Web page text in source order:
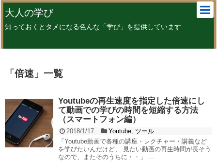
大人の学び
知っておくとタメになる色んな「学び」を提供しています
「 倍速 」 一覧
Youtubeの再生速度を指定した倍速にし
て動画での学びの時間を短縮する方法
（スマートフォン編）
2018/1/17 Youtube, ツール
「Youtube動画で各種の講座・レクチャー・講義など
を学びたいんだけど、 見たい動画の再生時間が長そう
なので、またそのうちに・・」 ...